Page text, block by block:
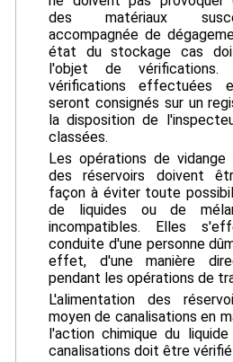
des matériaux
accompagnée de
état du stockage cas
l'objet de
vérifications effectuées
seront consignés sur un
la disposition de
classées.
Les opérations de
des réservoirs doivent
façon à éviter toute
de liquides ou de
incompatibles. Elles
conduite d'une personne
effet, d'une manière
pendant les opérations de
L'alimentation des
moyen de canalisations en
l'action chimique du
canalisations doit être